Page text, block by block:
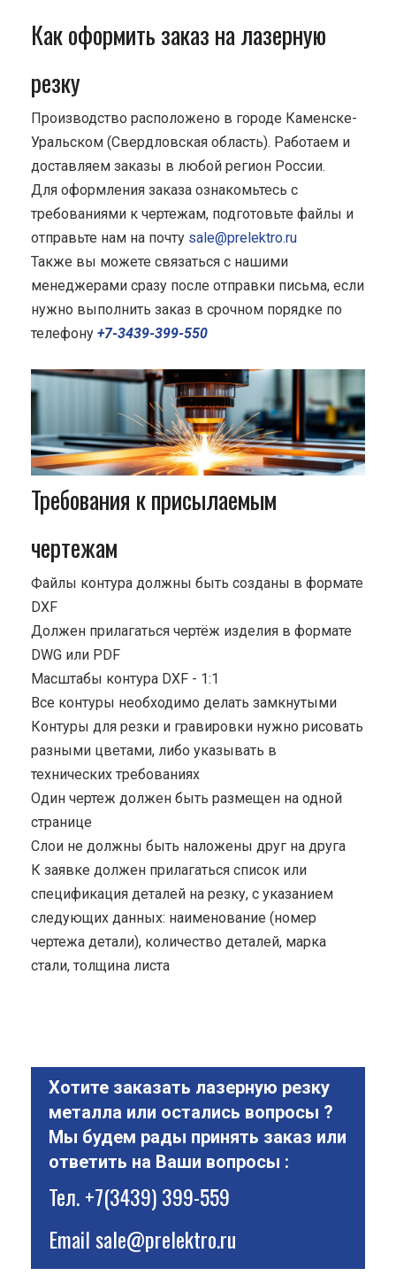
Как оформить заказ на лазерную
резку
Производство расположено в городе Каменске-
Уральском (Свердловская область). Работаем и
доставляем заказы в любой регион России.
Для оформления заказа ознакомьтесь с
требованиями к чертежам, подготовьте файлы и
отправьте нам на почту sale@prelektro.ru
Также вы можете связаться с нашими
менеджерами сразу после отправки письма, если
нужно выполнить заказ в срочном порядке по
телефону +7-3439-399-550
Требования к присылаемым
чертежам
Файлы контура должны быть созданы в формате
DXF
Должен прилагаться чертёж изделия в формате
DWG или PDF
Масштабы контура DXF - 1:1
Все контуры необходимо делать замкнутыми
Контуры для резки и гравировки нужно рисовать
разными цветами, либо указывать в
технических требованиях
Один чертеж должен быть размещен на одной
странице
Cлои не должны быть наложены друг на друга
К заявке должен прилагаться список или
спецификация деталей на резку, с указанием
следующих данных: наименование (номер
чертежа детали), количество деталей, марка
стали, толщина листа
Хотите заказать лазерную резку
металла или остались вопросы ?
Мы будем рады принять заказ или
ответить на Ваши вопросы :
Тел.+7(3439) 399-559
Emailsale@prelektro.ru